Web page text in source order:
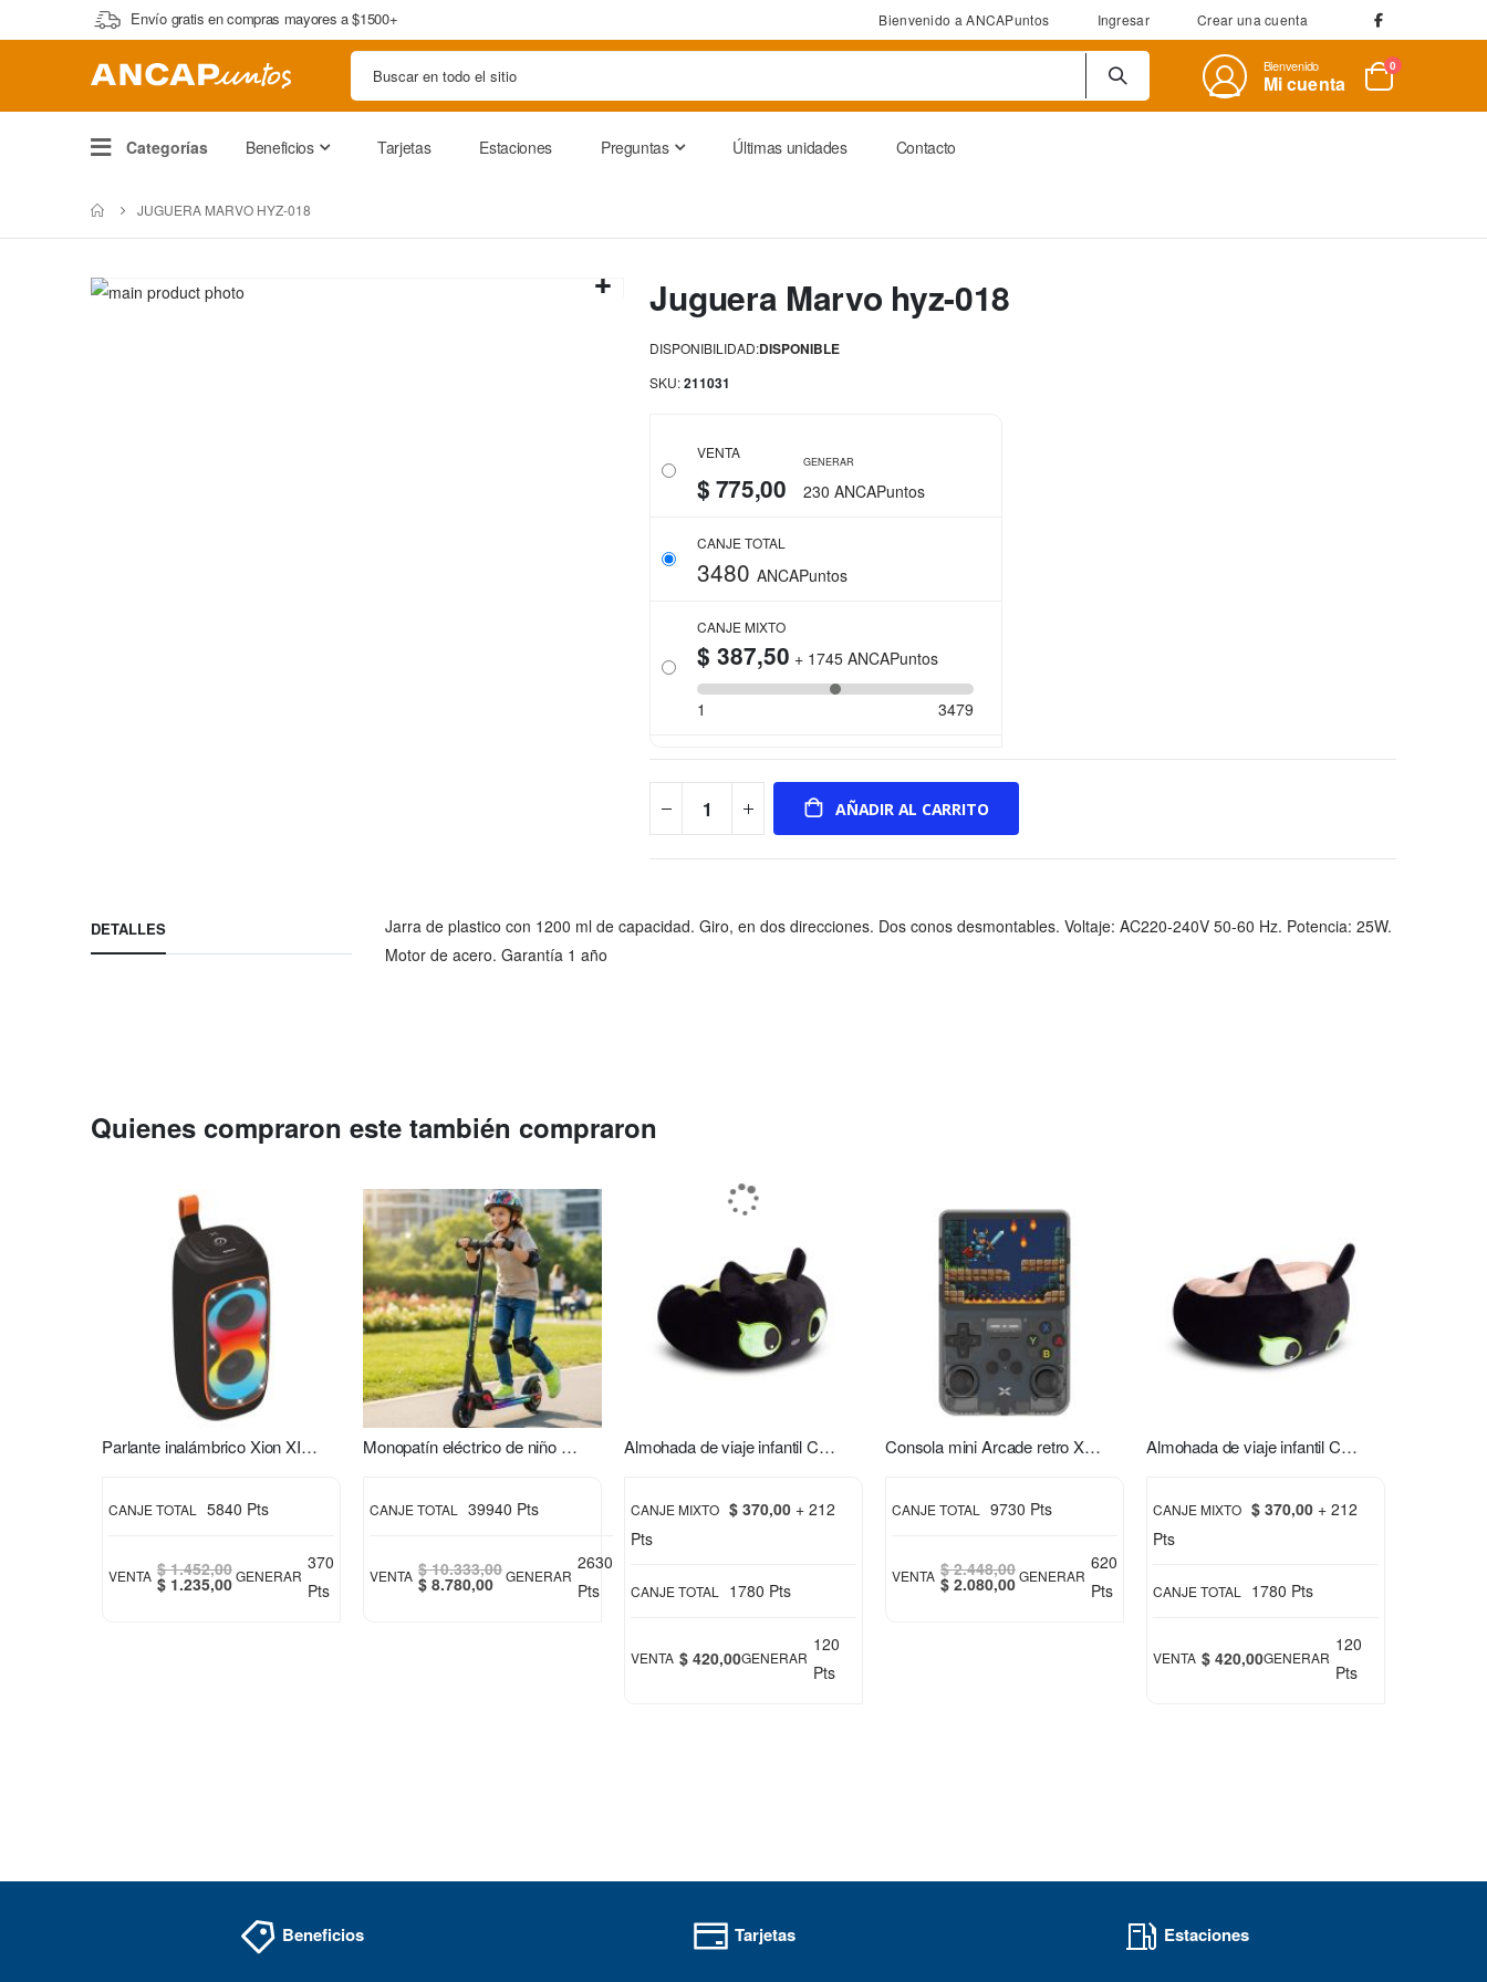
Envío gratis en compras mayores a $1500+ Bienvenido a ANCAPuntos Ingresar Crear una cuenta
Bienvenido
Mi cuenta Cart
0artículos
Categorías Beneficios Tarjetas Estaciones Preguntas Últimas unidades Contacto
JUGUERA MARVO HYZ-018
Saltar
Juguera Marvo hyz-018
DISPONIBILIDAD:DISPONIBLE
SKU 211031
VENTA
$ 775,00
GENERAR
230 ANCAPuntos
CANJE TOTAL
3480 ANCAPuntos
CANJE MIXTO
$ 387,50 + 1745 ANCAPuntos
1 3479
AÑADIR AL CARRITO
DETALLES
Jarra de plastico con 1200 ml de capacidad. Giro, en dos direcciones. Dos conos desmontables. Voltaje: AC220-240V 50-60 Hz. Potencia: 25W.
Motor de acero. Garantía 1 año
Quienes compraron este también compraron
Parlante inalámbrico Xion XI-XT31
CANJE TOTAL 5840 Pts
VENTA $ 1.452,00
Special
Price
$ 1.235,00GENERAR
370
Pts
Monopatín eléctrico de niño S2 Xion
CANJE TOTAL 39940 Pts
VENTA $ 10.333,00
Special
Price
$ 8.780,00 GENERAR
2630
Pts
Almohada de viaje infantil Chimuelo verde
CANJE MIXTO $ 370,00 + 212
Pts
CANJE TOTAL 1780 Pts
VENTA $ 420,00GENERAR
120
Pts
Consola mini Arcade retro Xion XI-GAME350
CANJE TOTAL 9730 Pts
VENTA $ 2.448,00
Special
Price
$ 2.080,00GENERAR
620
Pts
Almohada de viaje infantil Chimuelo rosa
CANJE MIXTO $ 370,00 + 212
Pts
CANJE TOTAL 1780 Pts
VENTA $ 420,00GENERAR
120
Pts
Beneficios Tarjetas Estaciones